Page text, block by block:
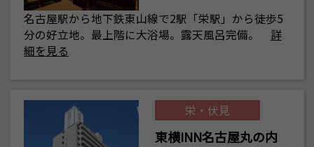
名古屋駅から地下鉄東山線で2駅「栄駅」から徒歩5
分の好立地。最上階に大浴場。露天風呂完備。
詳
細を見る
栄・伏見
東横INN名古屋丸の内